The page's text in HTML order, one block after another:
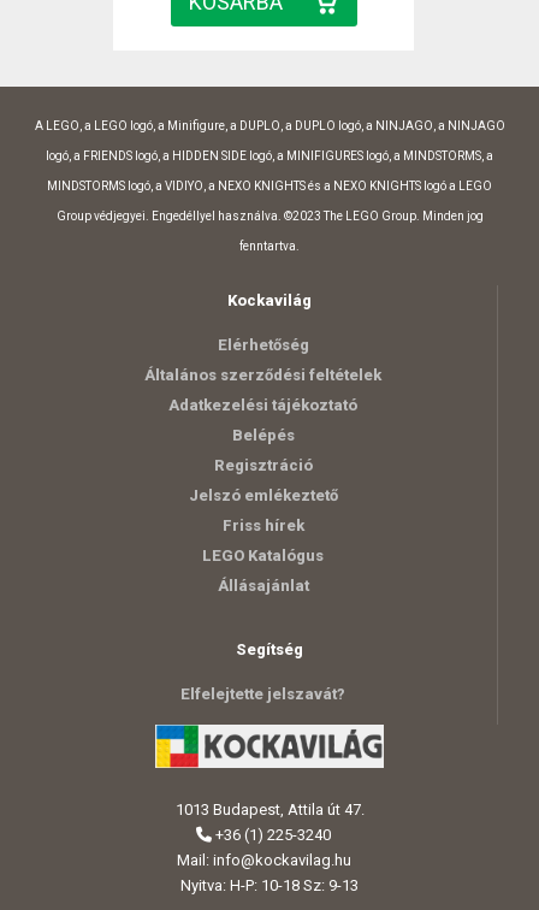
A LEGO, a LEGO logó, a Minifigure, a DUPLO, a DUPLO logó, a NINJAGO, a NINJAGO
logó, a FRIENDS logó, a HIDDEN SIDE logó, a MINIFIGURES logó, a MINDSTORMS, a
MINDSTORMS logó, a VIDIYO, a NEXO KNIGHTS és a NEXO KNIGHTS logó a LEGO
Group védjegyei. Engedéllyel használva. ©2023 The LEGO Group. Minden jog
fenntartva.
Kockavilág
Elérhetőség
Általános szerződési feltételek
Adatkezelési tájékoztató
Belépés
Regisztráció
Jelszó emlékeztető
Friss hírek
LEGO Katalógus
Állásajánlat
Segítség
Elfelejtette jelszavát?
1013 Budapest, Attila út 47.
+36 (1) 225-3240
Mail: info@kockavilag.hu
Nyitva: H-P: 10-18 Sz: 9-13